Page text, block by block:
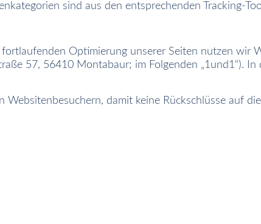
sind aus den entsprechenden Tracking-
Optimierung unserer Seiten nutzen wir
57, 56410 Montabaur; im Folgenden „1und1“).
damit keine Rückschlüsse auf